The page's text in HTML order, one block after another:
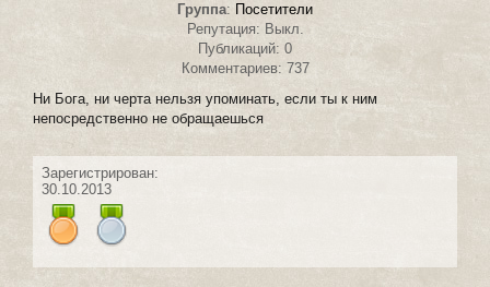
Группа: Посетители
Репутация: Выкл.
Публикаций: 0
Комментариев: 737
Ни Бога, ни черта нельзя упоминать, если ты к ним
непосредственно не обращаешься
Зарегистрирован:
30.10.2013